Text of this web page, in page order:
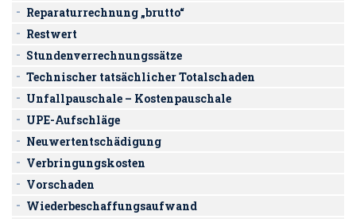
Reparaturrechnung „brutto“
Restwert
Stundenverrechnungssätze
Technischer tatsächlicher Totalschaden
Unfallpauschale – Kostenpauschale
UPE-Aufschläge
Neuwertentschädigung
Verbringungskosten
Vorschaden
Wiederbeschaffungsaufwand